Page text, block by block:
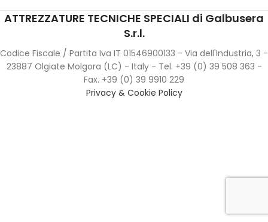
ATTREZZATURE TECNICHE SPECIALI di Galbusera
S.r.l.
Codice Fiscale / Partita Iva IT 01546900133 - Via dell'Industria, 3 -
23887 Olgiate Molgora (LC) - Italy - Tel. +39 (0) 39 508 363 -
Fax. +39 (0) 39 9910 229
Privacy & Cookie Policy